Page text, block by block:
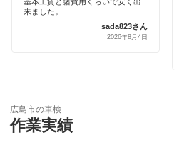
120分以内の車検
車検のコバック
エネフリ車検
来ました。
sada823さん
2026年8月4日
広島市の車検
作業実績